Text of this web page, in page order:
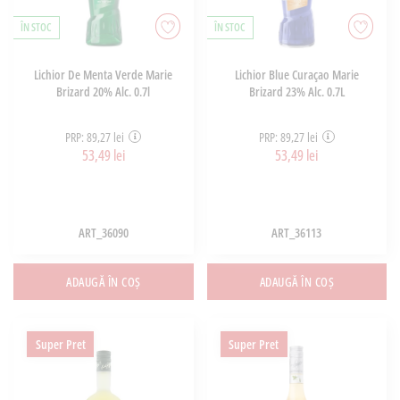
ÎN STOC
Lichior De Menta Verde Marie
Brizard 20% Alc. 0.7l
PRP: 89,27 lei
53,49 lei
ART_36090
ADAUGĂ ÎN COȘ
ÎN STOC
Lichior Blue Curaçao Marie
Brizard 23% Alc. 0.7L
PRP: 89,27 lei
53,49 lei
ART_36113
ADAUGĂ ÎN COȘ
Super Pret Super Pret